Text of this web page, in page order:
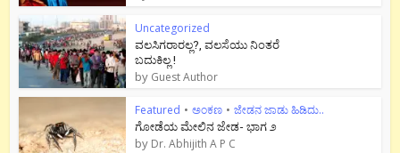
Uncategorized
ವಲಸಿಗರಾರಲ್ಲ?, ವಲಸೆಯು ನಿಂತರೆ
ಬದುಕಿಲ್ಲ !
by Guest Author
Featured • ಅಂಕಣ • ಜೇಡನ ಜಾಡು ಹಿಡಿದು..
ಗೋಡೆಯ ಮೇಲಿನ ಜೇಡ- ಭಾಗ ೨
by Dr. Abhijith A P C